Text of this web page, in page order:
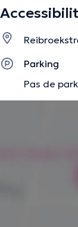
Parking
Pas de